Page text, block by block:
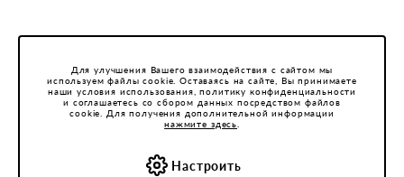
Для улучшения Вашего взаимодействия с сайтом мы
используем файлы cookie. Оставаясь на сайте, Вы принимаете
наши условия использования, политику конфиденциальности
и соглашаетесь со сбором данных посредством файлов
cookie. Для получения дополнительной информации
нажмите здесь
Настроить